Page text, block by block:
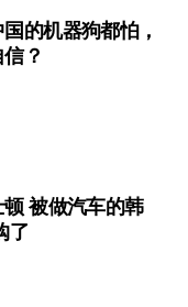
的机器狗都怕，
？
被做汽车的韩
了